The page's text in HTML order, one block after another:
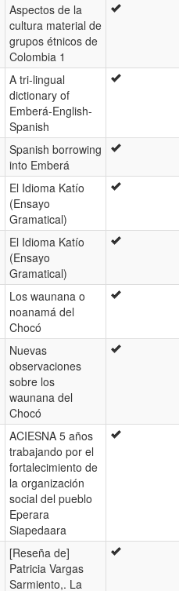
Aspectos de la
cultura material de
grupos étnicos de
Colombia 1
A tri-lingual
dictionary of
Emberá-English-
Spanish
Spanish borrowing
into Emberá
El Idioma Katío
(Ensayo
Gramatical)
El Idioma Katío
(Ensayo
Gramatical)
Los waunana o
noanamá del
Chocó
Nuevas
observaciones
sobre los
waunana del
Chocó
ACIESNA 5 años
trabajando por el
fortalecimiento de
la organización
social del pueblo
Eperara
Siapedaara
[Reseña de]
Patricia Vargas
Sarmiento,. La